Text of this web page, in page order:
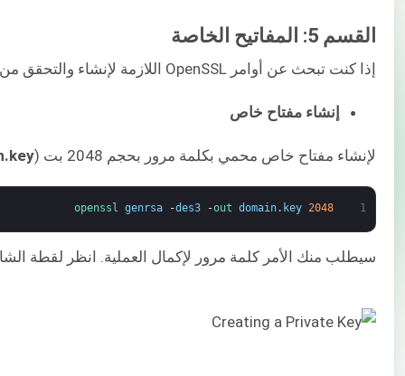
القسم 5: المفاتيح الخاصة
إذا كنت تبحث عن أوامر OpenSSL اللازمة لإنشاء والتحقق من المفاتيح الخاصة، فهذا القسم مخصص لك.
إنشاء مفتاح خاص
لإنشاء مفتاح خاص محمي بكلمة مرور بحجم 2048 بت (
1
openssl genrsa -des3 -out domain. key 2048
سيطلب منك الأمر كلمة مرور لإكمال العملية. انظر لقطة